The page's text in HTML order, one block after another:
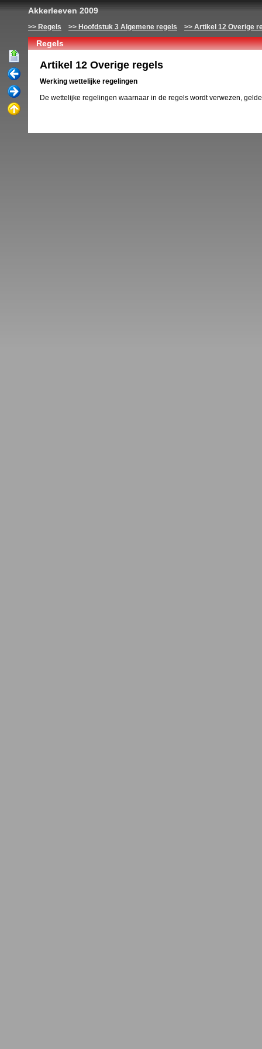
Akkerleeven 2009
Regels Hoofdstuk 3 Algemene regels Artikel 12 Overige
Regels
Artikel 12 Overige regels
Werking wettelijke regelingen
De wettelijke regelingen waarnaar in de regels wordt verwezen,